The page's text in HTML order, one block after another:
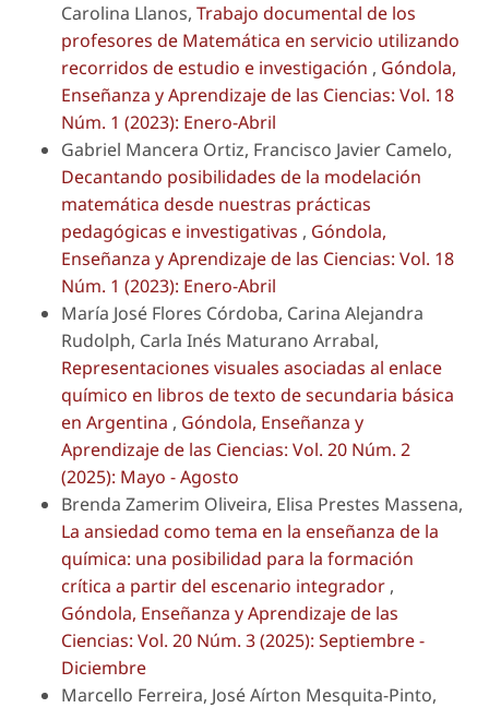
Carolina Llanos, Trabajo documental de los
profesores de Matemática en servicio utilizando
recorridos de estudio e investigación , Góndola,
Enseñanza y Aprendizaje de las Ciencias: Vol. 18
Núm. 1 (2023): Enero-Abril
Gabriel Mancera Ortiz, Francisco Javier Camelo,
Decantando posibilidades de la modelación
matemática desde nuestras prácticas
pedagógicas e investigativas , Góndola,
Enseñanza y Aprendizaje de las Ciencias: Vol. 18
Núm. 1 (2023): Enero-Abril
María José Flores Córdoba, Carina Alejandra
Rudolph, Carla Inés Maturano Arrabal,
Representaciones visuales asociadas al enlace
químico en libros de texto de secundaria básica
en Argentina , Góndola, Enseñanza y
Aprendizaje de las Ciencias: Vol. 20 Núm. 2
(2025): Mayo - Agosto
Brenda Zamerim Oliveira, Elisa Prestes Massena,
La ansiedad como tema en la enseñanza de la
química: una posibilidad para la formación
crítica a partir del escenario integrador ,
Góndola, Enseñanza y Aprendizaje de las
Ciencias: Vol. 20 Núm. 3 (2025): Septiembre -
Diciembre
Marcello Ferreira, José Aírton Mesquita-Pinto,